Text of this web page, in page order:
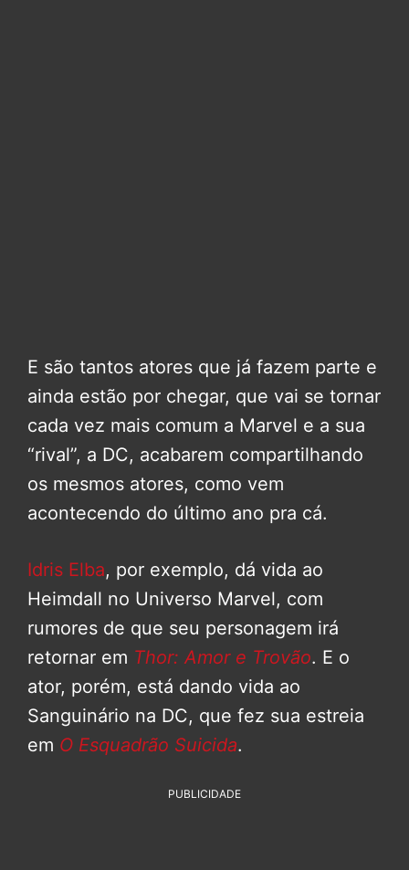
E são tantos atores que já fazem parte e
ainda estão por chegar, que vai se tornar
cada vez mais comum a Marvel e a sua
“rival”, a DC, acabarem compartilhando
os mesmos atores, como vem
acontecendo do último ano pra cá.
Idris Elba, por exemplo, dá vida ao
Heimdall no Universo Marvel, com
rumores de que seu personagem irá
retornar em Thor: Amor e Trovão. E o
ator, porém, está dando vida ao
Sanguinário na DC, que fez sua estreia
em O Esquadrão Suicida.
PUBLICIDADE